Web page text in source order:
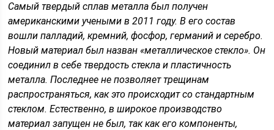
Самый твердый сплав металла был получен
американскими учеными в 2011 году. В его состав
вошли палладий, кремний, фосфор, германий и серебро.
Новый материал был назван «металлическое стекло». Он
соединил в себе твердость стекла и пластичность
металла. Последнее не позволяет трещинам
распространяться, как это происходит со стандартным
стеклом. Естественно, в широкое производство
материал запущен не был, так как его компоненты,